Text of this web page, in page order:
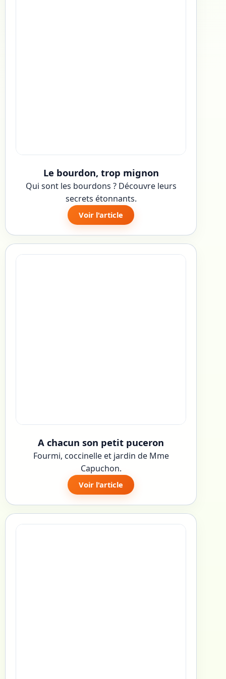
Le bourdon, trop mignon
Qui sont les bourdons ? Découvre leurs
secrets étonnants.
Voir l'article
A chacun son petit puceron
Fourmi, coccinelle et jardin de Mme
Capuchon.
Voir l'article